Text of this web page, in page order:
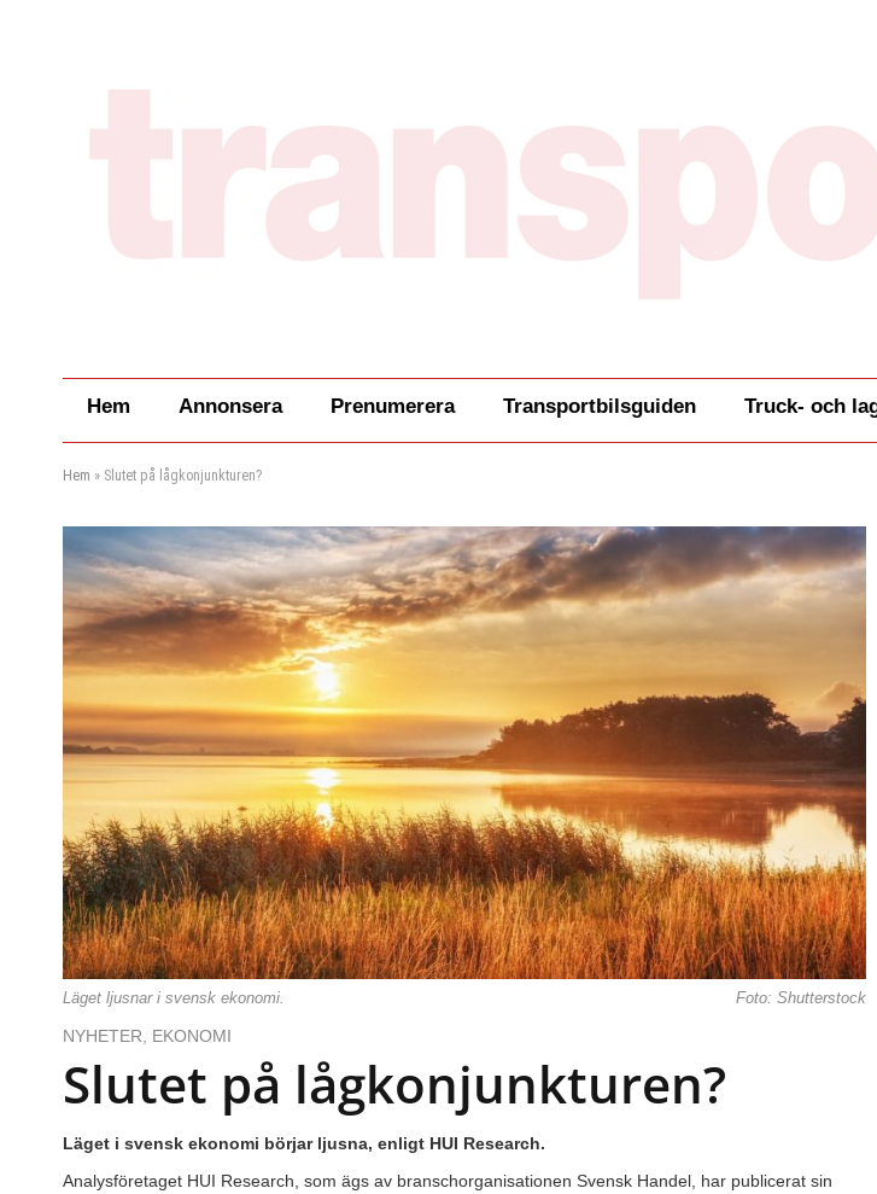
Hem Annonsera Prenumerera Transportbilsguiden Truck- och
Hem » Slutet på lågkonjunkturen?
Läget ljusnar i svensk ekonomi. Foto: Shutterstock
NYHETER EKONOMI
Slutet på lågkonjunkturen?
Läget i svensk ekonomi börjar ljusna, enligt HUI Research.
Analysföretaget HUI Research, som ägs av branschorganisationen Svensk Handel, har publicerat sin